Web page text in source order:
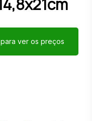
ver os preços